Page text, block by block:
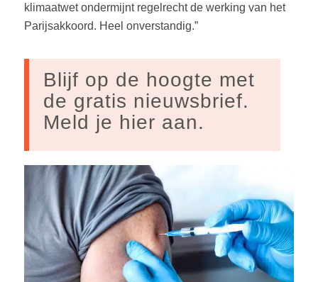
klimaatwet ondermijnt regelrecht de werking van het
Parijsakkoord. Heel onverstandig.”
Blijf op de hoogte met
de gratis nieuwsbrief.
Meld je hier aan.